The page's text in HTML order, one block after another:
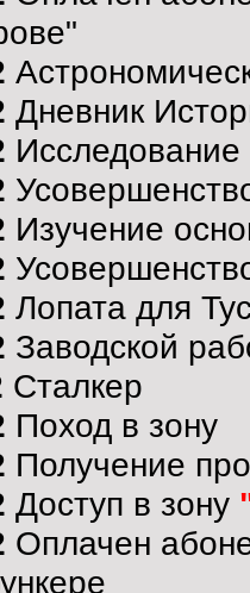
Дневник
Изучение
Лопата для
Заводской
Сталкер
Поход в зону
Получение
Доступ в зону
Оплачен